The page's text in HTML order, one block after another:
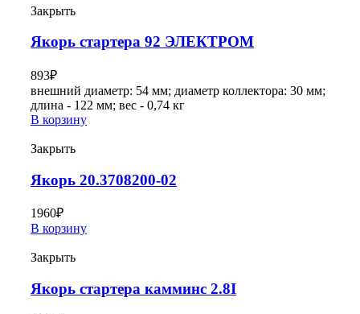
Закрыть
Якорь стартера 92 ЭЛЕКТРОМ
893₽
внешний диаметр: 54 мм; диаметр коллектора: 30 мм;
длина - 122 мм; вес - 0,74 кг
В корзину
Закрыть
Якорь 20.3708200-02
1960₽
В корзину
Закрыть
Якорь стартера камминс 2.8I